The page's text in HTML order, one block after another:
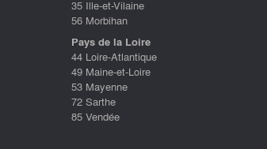
35 Ille-et-Vilaine
56 Morbihan
Pays de la Loire
44 Loire-Atlantique
49 Maine-et-Loire
53 Mayenne
72 Sarthe
85 Vendée